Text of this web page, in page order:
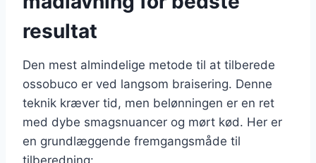
resultat
Den mest almindelige metode til at tilberede
ossobuco er ved langsom braisering. Denne
teknik kræver tid, men belønningen er en ret
med dybe smagsnuancer og mørt kød. Her er
en grundlæggende fremgangsmåde til
tilberedning: